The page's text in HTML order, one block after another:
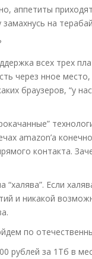
аппетиты
замахнусь на
всех трех
через нное
браузеров, “у
amazon’а
контакта.
“халява”. Если
и никакой
по
рублей за 1Тб в